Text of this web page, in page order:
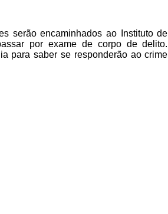
serão encaminhados ao Instituto de
por exame de corpo de delito.
para saber se responderão ao crime